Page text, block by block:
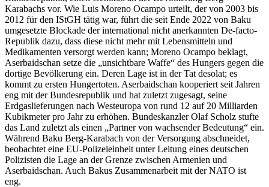
Karabachs vor. Wie Luis Moreno Ocampo urteilt, der von 2003 bis
2012 für den IStGH tätig war, führt die seit Ende 2022 von Baku
umgesetzte Blockade der international nicht anerkannten De-facto-
Republik dazu, dass diese nicht mehr mit Lebensmitteln und
Medikamenten versorgt werden kann; Moreno Ocampo beklagt,
Aserbaidschan setze die „unsichtbare Waffe“ des Hungers gegen die
dortige Bevölkerung ein. Deren Lage ist in der Tat desolat; es
kommt zu ersten Hungertoten. Aserbaidschan kooperiert seit Jahren
eng mit der Bundesrepublik und hat zuletzt zugesagt, seine
Erdgaslieferungen nach Westeuropa von rund 12 auf 20 Milliarden
Kubikmeter pro Jahr zu erhöhen. Bundeskanzler Olaf Scholz stufte
das Land zuletzt als einen „Partner von wachsender Bedeutung“ ein.
Während Baku Berg-Karabach von der Versorgung abschneidet,
beobachtet eine EU-Polizeieinheit unter Leitung eines deutschen
Polizisten die Lage an der Grenze zwischen Armenien und
Aserbaidschan. Auch Bakus Zusammenarbeit mit der NATO ist
eng.